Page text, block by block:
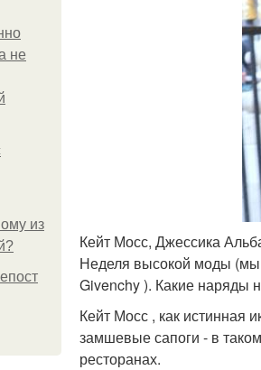
не
из
Кейт Мосс, Джессика
Неделя высокой моды (мы
Givenchy ). Какие наряды
Кейт Мосс , как истинная
замшевые сапоги - в
ресторанах.